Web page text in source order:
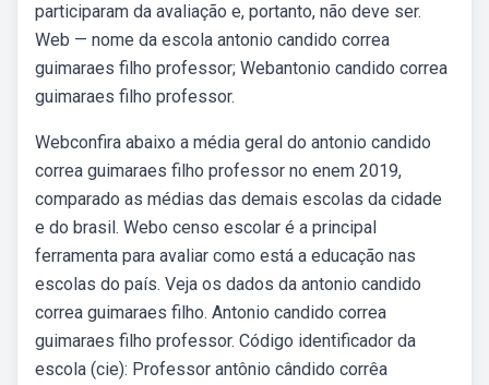
participaram da avaliação e, portanto, não deve ser.
Web — nome da escola antonio candido correa
guimaraes filho professor; Webantonio candido correa
guimaraes filho professor.
Webconfira abaixo a média geral do antonio candido
correa guimaraes filho professor no enem 2019,
comparado as médias das demais escolas da cidade
e do brasil. Webo censo escolar é a principal
ferramenta para avaliar como está a educação nas
escolas do país. Veja os dados da antonio candido
correa guimaraes filho. Antonio candido correa
guimaraes filho professor. Código identificador da
escola (cie): Professor antônio cândido corrêa